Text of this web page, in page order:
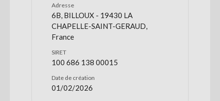
Adresse
6B, BILLOUX - 19430 LA
CHAPELLE-SAINT-GERAUD,
France
SIRET
100 686 138 00015
Date de création
01/02/2026